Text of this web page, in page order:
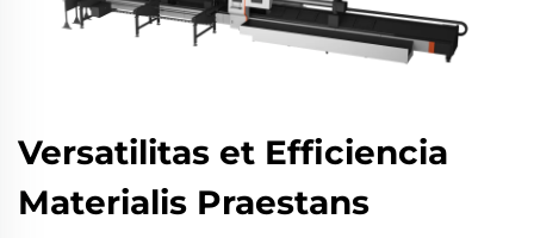
Versatilitas et Efficiencia
Materialis Praestans